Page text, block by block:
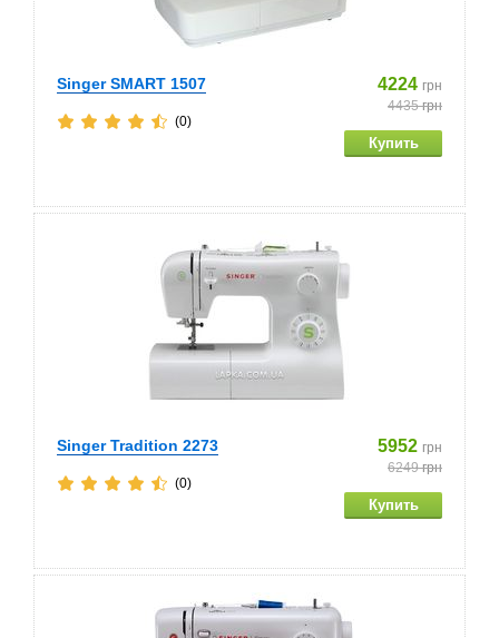
Singer SMART 1507 4224 грн
4435грн
(0)
Singer Tradition 2273 5952 грн
6249грн
(0)